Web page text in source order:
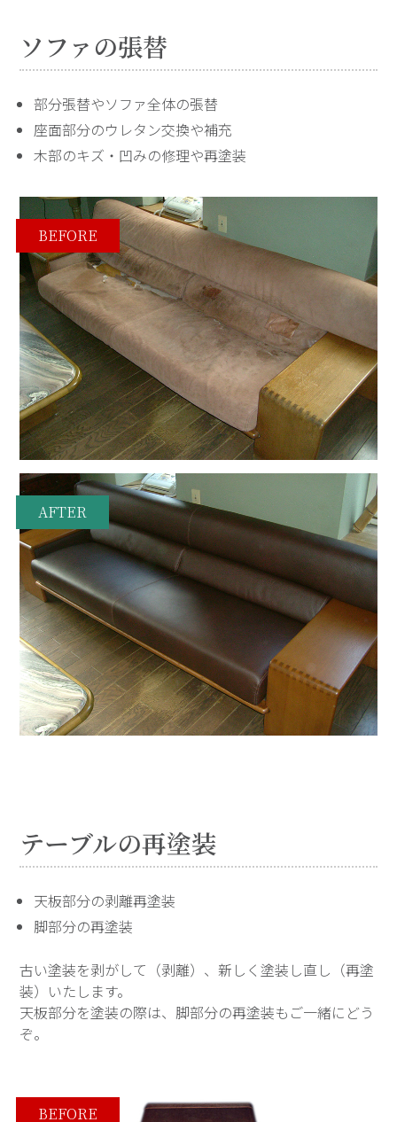
ソファの張替
部分張替やソファ全体の張替
座面部分のウレタン交換や補充
木部のキズ・凹みの修理や再塗装
BEFORE
AFTER
テーブルの再塗装
天板部分の剥離再塗装
脚部分の再塗装
古い塗装を剥がして（剥離）、新しく塗装し直し（再塗
装）いたします。
天板部分を塗装の際は、脚部分の再塗装もご一緒にどう
ぞ。
BEFORE